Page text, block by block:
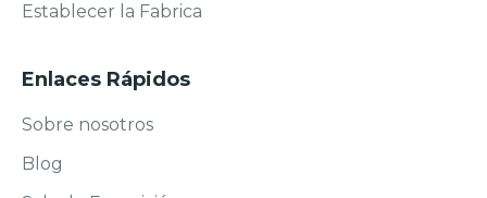
Establecer la Fabrica
Enlaces Rápidos
Sobre nosotros
Blog